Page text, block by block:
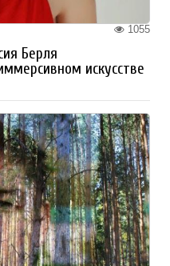
1055
Берля
искусстве